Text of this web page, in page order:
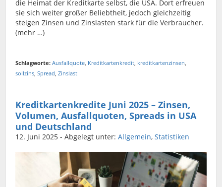
die Heimat der Kreditkarte selbst, die USA. Dort erfreuen
sie sich weiter großer Beliebtheit, jedoch gleichzeitig
steigen Zinsen und Zinslasten stark für die Verbraucher.
(mehr …)
Schlagworte: Ausfallquote Kreditkartenkredit kreditkartenzinsen
sollzins Spread Zinslast
Kreditkartenkredite Juni 2025 – Zinsen,
Volumen, Ausfallquoten, Spreads in USA
und Deutschland
12. Juni 2025 - Abgelegt unter: Allgemein, Statistiken